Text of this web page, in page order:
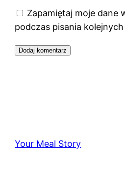
Zapamiętaj moje dane
podczas pisania
Your Meal Story